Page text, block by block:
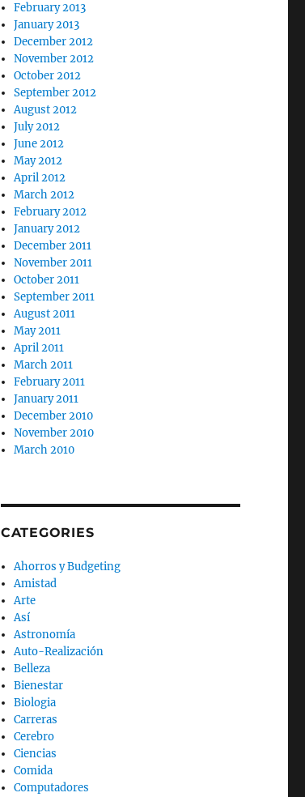
February 2013
January 2013
December 2012
November 2012
October 2012
September 2012
August 2012
July 2012
June 2012
May 2012
April 2012
March 2012
February 2012
January 2012
December 2011
November 2011
October 2011
September 2011
August 2011
May 2011
April 2011
March 2011
February 2011
January 2011
December 2010
November 2010
March 2010
CATEGORIES
Ahorros y Budgeting
Amistad
Arte
Así
Astronomía
Auto-Realización
Belleza
Bienestar
Biologia
Carreras
Cerebro
Ciencias
Comida
Computadores